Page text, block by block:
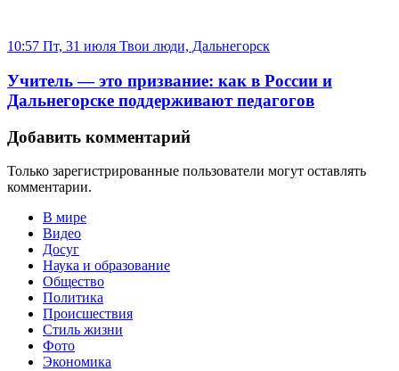
10:57 Пт, 31 июля Твои люди, Дальнегорск
Учитель — это призвание: как в России и
Дальнегорске поддерживают педагогов
Добавить комментарий
Только зарегистрированные пользователи могут оставлять
комментарии.
В мире
Видео
Досуг
Наука и образование
Общество
Политика
Происшествия
Стиль жизни
Фото
Экономика